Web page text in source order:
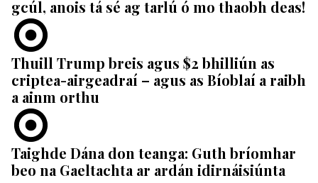
gcúl, anois tá sé ag tarlú ó mo thaobh deas!
Thuill Trump breis agus $2 bhilliún as
criptea-airgeadraí – agus as Bíoblaí a raibh
a ainm orthu
Taighde Dána don teanga: Guth bríomhar
beo na Gaeltachta ar ardán idirnáisiúnta